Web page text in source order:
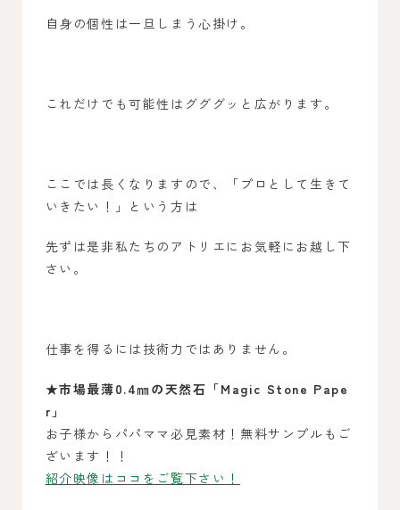
自身の個性は一旦しまう心掛け。
これだけでも可能性はグググッと広がります。
ここでは長くなりますので、「プロとして生きて
いきたい！」という方は
先ずは是非私たちのアトリエにお気軽にお越し下
さい。
仕事を得るには技術力ではありません。
★市場最薄0.4㎜の天然石 「Magic Stone Pape
r」
お子様からパパママ必見素材！無料サンプルもご
ざいます！！
紹介映像はココをご覧下さい！